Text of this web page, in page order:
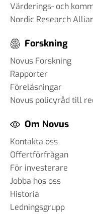
Värderings- och
Nordic Research
Forskning
Novus Forskning
Rapporter
Föreläsningar
Novus policyråd till
Om Novus
Kontakta oss
Offertförfrågan
För investerare
Jobba hos oss
Historia
Ledningsgrupp